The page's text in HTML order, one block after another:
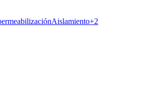
Aislamiento+2